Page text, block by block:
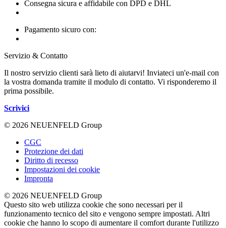
Consegna sicura e affidabile con DPD e DHL
Pagamento sicuro con:
Servizio & Contatto
Il nostro servizio clienti sarà lieto di aiutarvi! Inviateci un'e-mail con
la vostra domanda tramite il modulo di contatto. Vi risponderemo il
prima possibile.
Scrivici
© 2026 NEUENFELD Group
CGC
Protezione dei dati
Diritto di recesso
Impostazioni dei cookie
Impronta
© 2026 NEUENFELD Group
Questo sito web utilizza cookie che sono necessari per il
funzionamento tecnico del sito e vengono sempre impostati. Altri
cookie che hanno lo scopo di aumentare il comfort durante l'utilizzo